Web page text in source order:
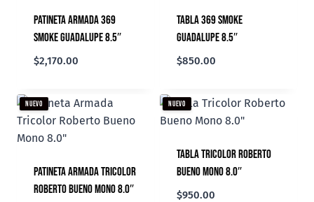
Patineta Armada 369
Smoke Guadalupe 8.5″
$2,170.00
Tabla 369 Smoke
Guadalupe 8.5″
$850.00
NUEVO
Patineta Armada Tricolor
Roberto Bueno Mono 8.0″
NUEVO
Tabla Tricolor Roberto
Bueno Mono 8.0″
$950.00